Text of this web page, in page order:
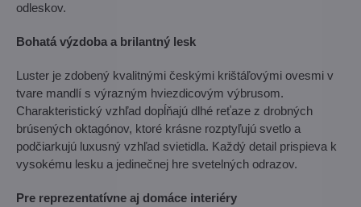
odleskov.
Bohatá výzdoba a brilantný lesk
Luster je zdobený kvalitnými českými krištáľovými ovesmi v
tvare mandlí s výrazným hviezdicovým výbrusom.
Charakteristický vzhľad dopĺňajú dlhé reťaze z drobných
brúsených oktagónov, ktoré krásne rozptyľujú svetlo a
podčiarkujú luxusný vzhľad svietidla. Každý detail prispieva k
vysokému lesku a jedinečnej hre svetelných odrazov.
Pre reprezentatívne aj domáce interiéry